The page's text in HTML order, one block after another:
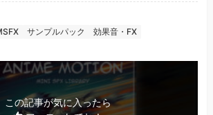
サンプルパック 効果音・FX
この記事が気に入ったら